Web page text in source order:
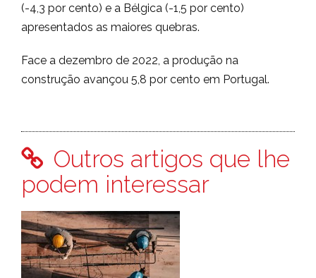
(-4,3 por cento) e a Bélgica (-1,5 por cento)
apresentados as maiores quebras.
Face a dezembro de 2022, a produção na
construção avançou 5,8 por cento em Portugal.
Outros artigos que lhe
podem interessar